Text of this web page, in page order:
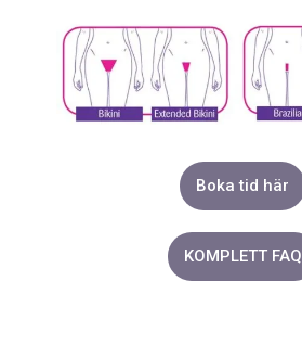
Boka tid här
KOMPLETT FAQ